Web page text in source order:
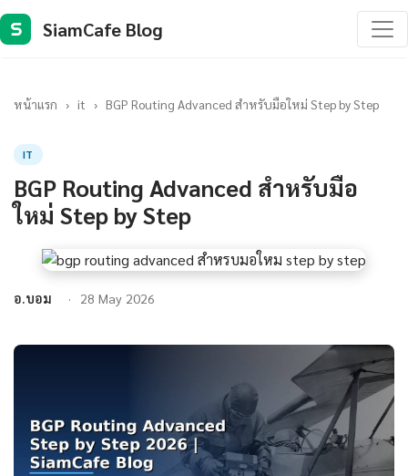
S SiamCafe Blog
หน้าแรก › it › BGP Routing Advanced สำหรับมือใหม่ Step by Step
IT
BGP Routing Advanced สำหรับมือ
ใหม่ Step by Step
อ.บอม 28 May 2026